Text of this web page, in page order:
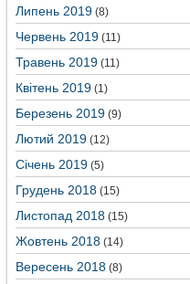
Липень 2019 (8)
Червень 2019 (11)
Травень 2019 (11)
Квітень 2019 (1)
Березень 2019 (9)
Лютий 2019 (12)
Січень 2019 (5)
Грудень 2018 (15)
Листопад 2018 (15)
Жовтень 2018 (14)
Вересень 2018 (8)